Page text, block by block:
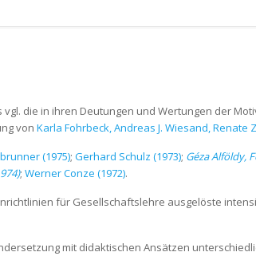
die in ihren Deutungen und Wertungen der
von Karla Fohrbeck, Andreas J. Wiesand, Renate
(1975); Gerhard Schulz (1973); Géza Alföldy,
; Werner Conze (1972).
für Gesellschaftslehre ausgelöste
mit didaktischen Ansätzen